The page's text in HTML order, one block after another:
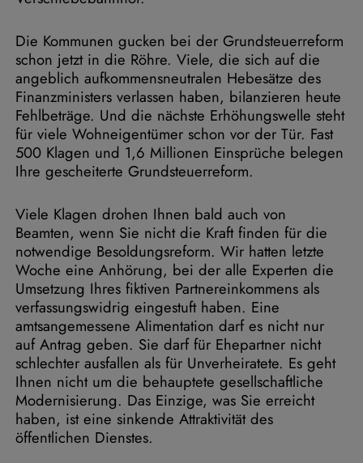
Die Kommunen gucken bei der Grundsteuerreform
schon jetzt in die Röhre. Viele, die sich auf die
angeblich aufkommensneutralen Hebesätze des
Finanzministers verlassen haben, bilanzieren heute
Fehlbeträge. Und die nächste Erhöhungswelle steht
für viele Wohneigentümer schon vor der Tür. Fast
500 Klagen und 1,6 Millionen Einsprüche belegen
Ihre gescheiterte Grundsteuerreform.
Viele Klagen drohen Ihnen bald auch von
Beamten, wenn Sie nicht die Kraft finden für die
notwendige Besoldungsreform. Wir hatten letzte
Woche eine Anhörung, bei der alle Experten die
Umsetzung Ihres fiktiven Partnereinkommens als
verfassungswidrig eingestuft haben. Eine
amtsangemessene Alimentation darf es nicht nur
auf Antrag geben. Sie darf für Ehepartner nicht
schlechter ausfallen als für Unverheiratete. Es geht
Ihnen nicht um die behauptete gesellschaftliche
Modernisierung. Das Einzige, was Sie erreicht
haben, ist eine sinkende Attraktivität des
öffentlichen Dienstes.